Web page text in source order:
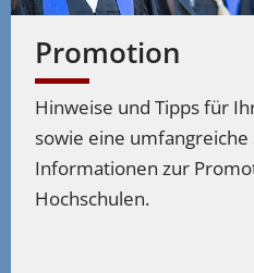
Promotion
Hinweise und Tipps für
sowie eine
Informationen zur
Hochschulen.